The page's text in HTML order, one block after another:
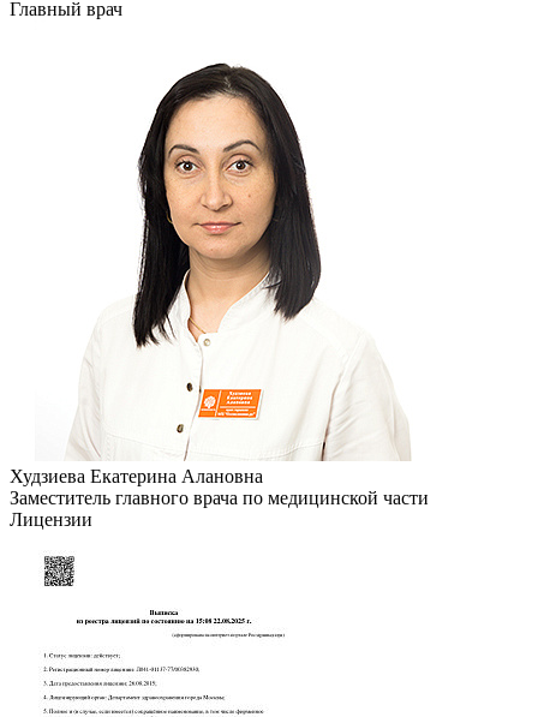
Главный врач
Худзиева Екатерина Алановна
Заместитель главного врача по медицинской части
Лицензии